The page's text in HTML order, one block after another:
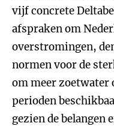
vijf concrete
afspraken om
overstromingen,
normen voor de
om meer zoetwater
perioden
gezien de belangen